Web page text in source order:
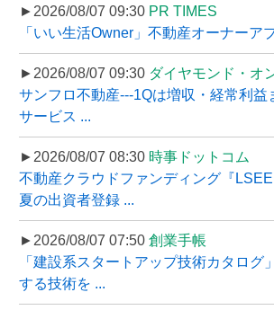
►2026/08/07 09:30 PR TIMES
「いい生活Owner」不動産オーナーア
►2026/08/07 09:30 ダイヤモンド・オ
サンフロ不動産---1Qは増収・経常利益
サービス ...
►2026/08/07 08:30 時事ドットコム
不動産クラウドファンディング『
夏の出資者登録 ...
►2026/08/07 07:50 創業手帳
「建設系スタートアップ技術カタログ
する技術を ...